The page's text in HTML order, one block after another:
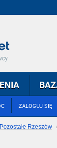
ZALOGUJ SIĘ
Pozostałe Rzeszów